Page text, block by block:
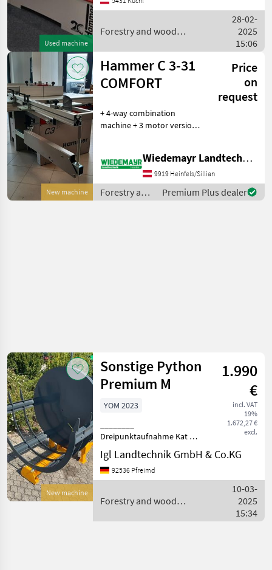
Used machine
in einem neuwertigen
Forestry and wood
Hammer
28-02-
2025
15:06
New machine
Hammer C 3-31
COMFORT
Price
on
request
+ 4-way combination
machine + 3 motor version
Cutting height 103 mm at
mm + Fixed
Wiedemayr Landtechnik GmbH
9919 Heinfels/Sillian
Forestry and
wood
Premium Plus dealer
New machine
Sonstige Python
Premium M
1.990
€
incl. VAT
19%
1.672,27 €
excl.
YOM 2023
Dreipunktaufnahme Kat 1
und 2 Auskippen auf beiden
Seiten möglich mechanisch
Abrollvorrichtung
wood processing
equipment Combined w
Igl Landtechnik GmbH & Co.KG
92536 Pfreimd
Forestry and wood
Sonstige
10-03-
2025
15:34